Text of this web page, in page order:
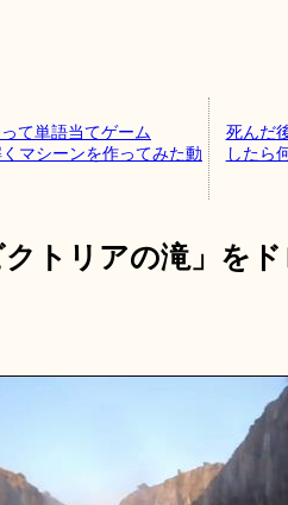
て単語当てゲーム
くマシーンを作ってみた動
死んだ
したら
トリアの滝」を